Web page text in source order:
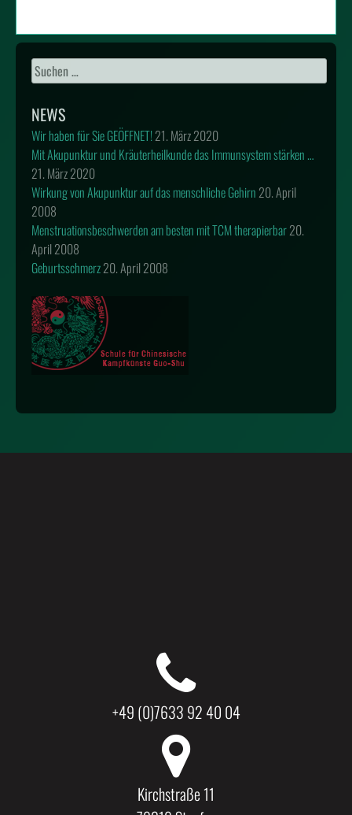
Suchen
nach:
NEWS
Wir haben für Sie GEÖFFNET!21. März 2020
Mit Akupunktur und Kräuterheilkunde das Immunsystem stärken …
21. März 2020
Wirkung von Akupunktur auf das menschliche Gehirn20. April
2008
Menstruationsbeschwerden am besten mit TCM therapierbar20.
April 2008
Geburtsschmerz20. April 2008
+49 (0)7633 92 40 04
Kirchstraße 11